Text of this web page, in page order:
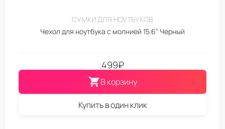
СУМКИ ДЛЯ НОУТБУКОВ
Чехол для ноутбука с молнией 15.6" Черный
499₽
В корзину
Купить в один клик